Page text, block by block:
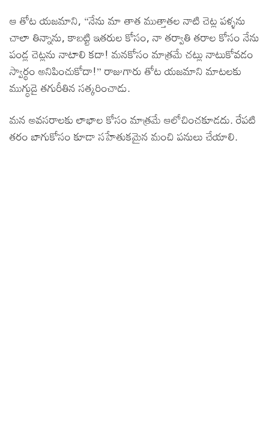
ఆ తోట యజమాని, “నేను మా తాత ముత్తాతల నాటి చెట్ల పళ్ళను
చాలా తిన్నాను, కాబట్టి ఇతరుల కోసం, నా తర్వాతి తరాల కోసం నేను
పండ్ల చెట్లను నాటాలి కదా! మనకోసం మాత్రమే చట్లు నాటుకోవడం
స్వార్థం అనిపించుకోదా!” రాజుగారు తోట యజమాని మాటలకు
ముగ్ధుడై తగురీతిన సత్కరించాడు.
మన అవసరాలకు లాభాల కోసం మాత్రమే ఆలోచించకూడదు. రేపటి
తరం బాగుకోసం కూడా సహేతుకమైన మంచి పనులు చేయాలి.